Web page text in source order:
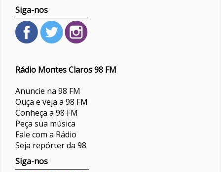
Siga-nos
Rádio Montes Claros 98 FM
Anuncie na 98 FM
Ouça e veja a 98 FM
Conheça a 98 FM
Peça sua música
Fale com a Rádio
Seja repórter da 98
Siga-nos